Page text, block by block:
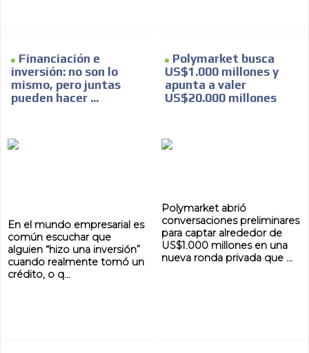
Financiación e
inversión: no son lo
mismo, pero juntas
pueden hacer ...
En el mundo empresarial es
común escuchar que
alguien “hizo una inversión”
cuando realmente tomó un
crédito, o q...
Polymarket busca
US$1.000 millones y
apunta a valer
US$20.000 millones
Polymarket abrió
conversaciones preliminares
para captar alrededor de
US$1.000 millones en una
nueva ronda privada que ...